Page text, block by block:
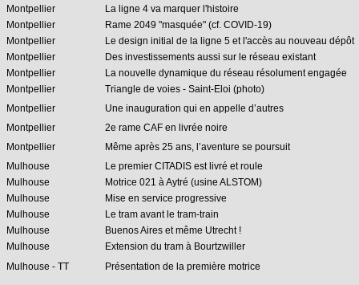
Montpellier
La ligne 4 va marquer l'histoire
Montpellier
Rame 2049 "masquée" (cf. COVID-19)
Montpellier
Le design initial de la ligne 5 et l'accès au nouveau dépôt
Montpellier
Des investissements aussi sur le réseau existant
Montpellier
La nouvelle dynamique du réseau résolument engagée
Montpellier
Triangle de voies - Saint-Eloi (photo)
Montpellier
Une inauguration qui en appelle d’autres
Montpellier
2e rame CAF en livrée noire
Montpellier
Même après 25 ans, l’aventure se poursuit
Mulhouse
Le premier CITADIS est livré et roule
Mulhouse
Motrice 021 à Aytré (usine ALSTOM)
Mulhouse
Mise en service progressive
Mulhouse
Le tram avant le tram-train
Mulhouse
Buenos Aires et même Utrecht !
Mulhouse
Extension du tram à Bourtzwiller
Mulhouse - TT
Présentation de la première motrice